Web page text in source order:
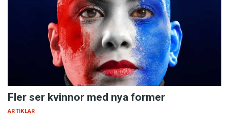
Fler ser kvinnor med nya former
ARTIKLAR